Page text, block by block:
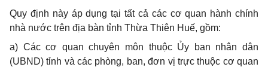
Quy định này áp dụng tại tất cả các cơ quan hành chính
nhà nước trên địa bàn tỉnh Thừa Thiên Huế, gồm:
a) Các cơ quan chuyên môn thuộc Ủy ban nhân dân
(UBND) tỉnh và các phòng, ban, đơn vị trực thuộc cơ quan